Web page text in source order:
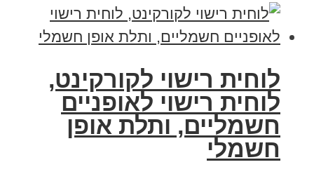
לוחית רישוי לקורקינט,
לוחית רישוי לאופניים
חשמליים, ותלת אופן
חשמלי